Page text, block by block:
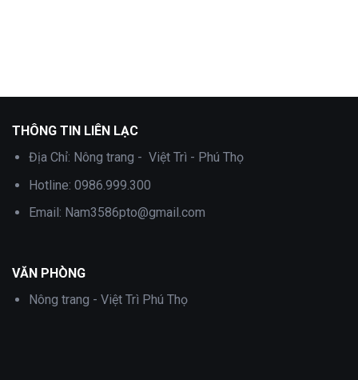
THÔNG TIN LIÊN LẠC
Địa Chỉ: Nông trang - Việt Trì - Phú Thọ
Hotline: 0986.999.300
Email: Nam3586pto@gmail.com
VĂN PHÒNG
Nông trang - Việt Trì Phú Thọ